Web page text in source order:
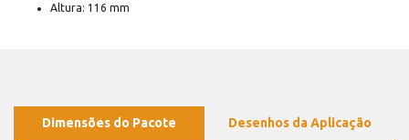
Altura: 116 mm
Dimensões do Pacote Desenhos da Aplicação